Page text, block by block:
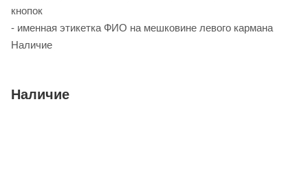
кнопок
- именная этикетка ФИО на мешковине левого кармана
Наличие
Наличие